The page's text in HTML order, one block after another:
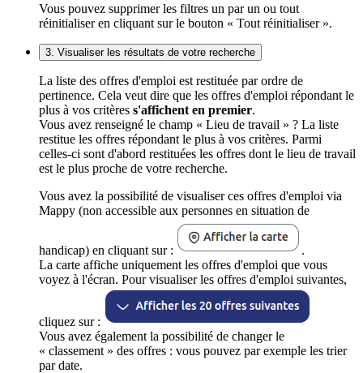
Vous pouvez supprimer les filtres un par un ou tout
réinitialiser en cliquant sur le bouton « Tout réinitialiser ».
3. Visualiser les résultats de votre recherche
La liste des offres d'emploi est restituée par ordre de
pertinence. Cela veut dire que les offres d'emploi répondant le
plus à vos critères s'affichent en premier.
Vous avez renseigné le champ « Lieu de travail » ? La liste
restitue les offres répondant le plus à vos critères. Parmi
celles-ci sont d'abord restituées les offres dont le lieu de travail
est le plus proche de votre recherche.
Vous avez la possibilité de visualiser ces offres d'emploi via
Mappy (non accessible aux personnes en situation de
handicap) en cliquant sur :
.
La carte affiche uniquement les offres d'emploi que vous
voyez à l'écran. Pour visualiser les offres d'emploi suivantes,
cliquez sur :
Vous avez également la possibilité de changer le
« classement » des offres : vous pouvez par exemple les trier
par date.